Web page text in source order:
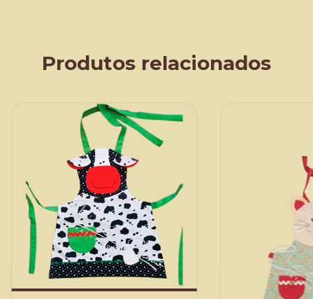
Produtos relacionados